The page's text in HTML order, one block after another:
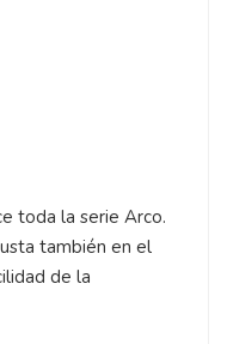
toda la serie Arco.
también en el
de la